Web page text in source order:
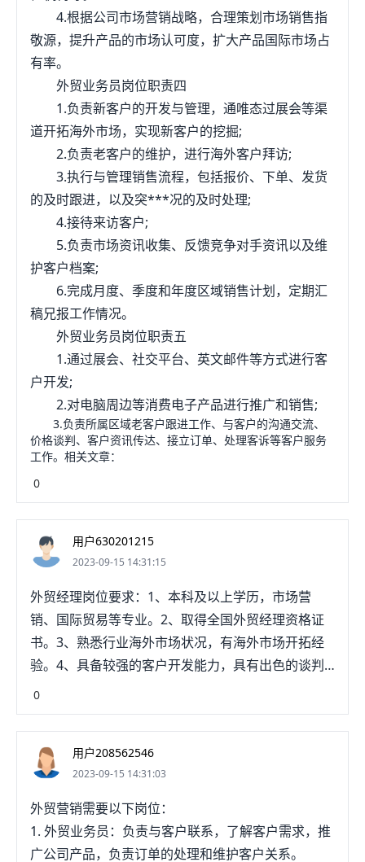
4.根据公司市场营销战略，合理策划市场销售指
敬源，提升产品的市场认可度，扩大产品国际市场占
有率。
外贸业务员岗位职责四
1.负责新客户的开发与管理，通唯态过展会等渠
道开拓海外市场，实现新客户的挖掘;
2.负责老客户的维护，进行海外客户拜访;
3.执行与管理销售流程，包括报价、下单、发货
的及时跟进，以及突***况的及时处理;
4.接待来访客户;
5.负责市场资讯收集、反馈竞争对手资讯以及维
护客户档案;
6.完成月度、季度和年度区域销售计划，定期汇
稿兄报工作情况。
外贸业务员岗位职责五
1.通过展会、社交平台、英文邮件等方式进行客
户开发;
2.对电脑周边等消费电子产品进行推广和销售;
3.负责所属区域老客户跟进工作、与客户的沟通交流、
价格谈判、客户资讯传达、接立订单、处理客诉等客户服务
工作。相关文章：
0
用户630201215
2023-09-15 14:31:15
外贸经理岗位要求：1、本科及以上学历，市场营
销、国际贸易等专业。2、取得全国外贸经理资格证
书。3、熟悉行业海外市场状况，有海外市场开拓经
验。4、具备较强的客户开发能力，具有出色的谈判
能力、说服仔派力，亲念团贺和力强。5、具有良好
的英语沟通表达能力，团队合作精神强，或碧责任心
强，可承受一定工作压力。
0
用户208562546
2023-09-15 14:31:03
外贸营销需要以下岗位：
1. 外贸业务员：负责与客户联系，了解客户需求，推
广公司产品，负责订单的处理和维护客户关系。